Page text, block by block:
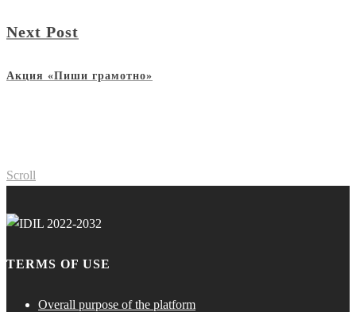
Next Post
Акция «Пиши грамотно»
Scroll
TERMS OF USE
Overall purpose of the platform